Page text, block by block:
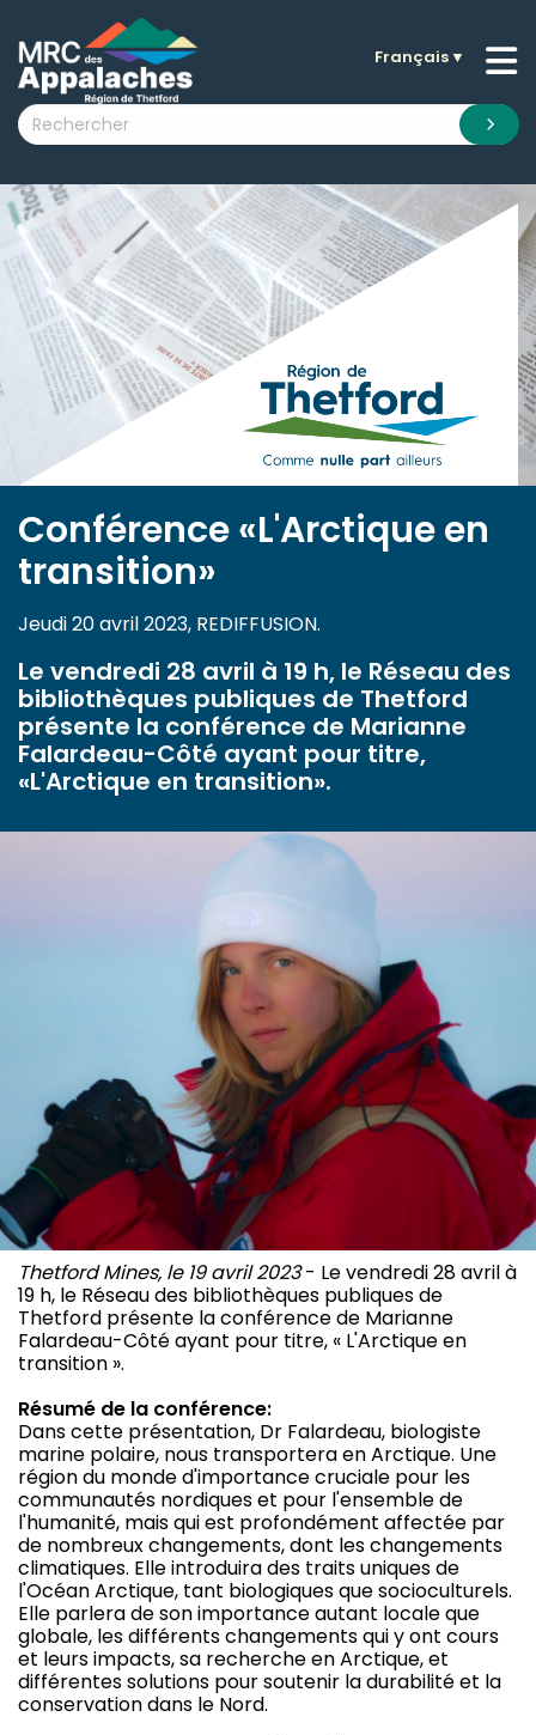
submenu (La MRC )
submenu (Citoyens )
submenu (Visiteurs )
submenu (Nouvelles )
submenu (Documentation )
Français▼
Conférence «L'Arctique en
transition»
Jeudi 20 avril 2023, REDIFFUSION.
Le vendredi 28 avril à 19 h, le Réseau des
bibliothèques publiques de Thetford
présente la conférence de Marianne
Falardeau-Côté ayant pour titre,
«L'Arctique en transition».
Thetford Mines, le 19 avril 2023- Le vendredi 28 avril à
19 h, le Réseau des bibliothèques publiques de
Thetford présente la conférence de Marianne
Falardeau-Côté ayant pour titre, « L'Arctique en
transition ».
Résumé de la conférence:
Dans cette présentation, Dr Falardeau, biologiste
marine polaire, nous transportera en Arctique. Une
région du monde d'importance cruciale pour les
communautés nordiques et pour l'ensemble de
l'humanité, mais qui est profondément affectée par
de nombreux changements, dont les changements
climatiques. Elle introduira des traits uniques de
l'Océan Arctique, tant biologiques que socioculturels.
Elle parlera de son importance autant locale que
globale, les différents changements qui y ont cours
et leurs impacts, sa recherche en Arctique, et
différentes solutions pour soutenir la durabilité et la
conservation dans le Nord.